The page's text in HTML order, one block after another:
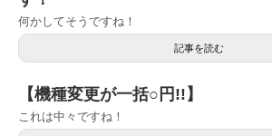
何かしてそうですね！
記事を読む
【機種変更が一括○円!!】
これは中々ですね！